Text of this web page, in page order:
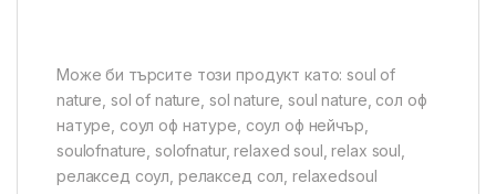
Може би търсите този продукт като: soul of
nature, sol of nature, sol nature, soul nature, сол оф
натуре, соул оф натуре, соул оф нейчър,
soulofnature, solofnatur, relaxed soul, relax soul,
релаксед соул, релаксед сол, relaxedsoul